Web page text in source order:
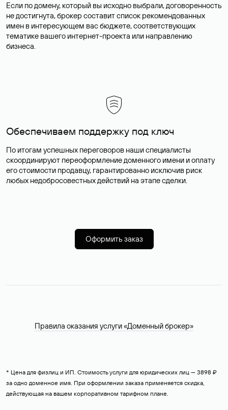
Если по домену, который вы исходно выбрали, договоренность
не достигнута, брокер составит список рекомендованных
имен в интересующем вас бюджете, соответствующих
тематике вашего интернет-проекта или направлению
бизнеса.
Обеспечиваем поддержку под ключ
По итогам успешных переговоров наши специалисты
скоординируют переоформление доменного имени и оплату
его стоимости продавцу, гарантированно исключив риск
любых недобросовестных действий на этапе сделки.
Оформить заказ
Правила оказания услуги «Доменный брокер»
* Цена для физлиц и ИП. Стоимость услуги для юридических лиц — 3898 ₽
за одно доменное имя. При оформлении заказа применяется скидка,
действующая на вашем корпоративном тарифном плане.